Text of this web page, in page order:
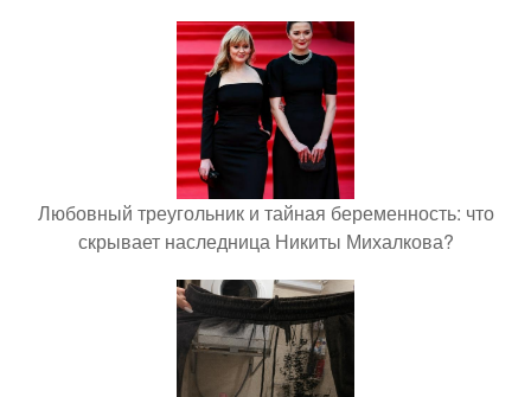
Любовный треугольник и тайная беременность: что
скрывает наследница Никиты Михалкова?